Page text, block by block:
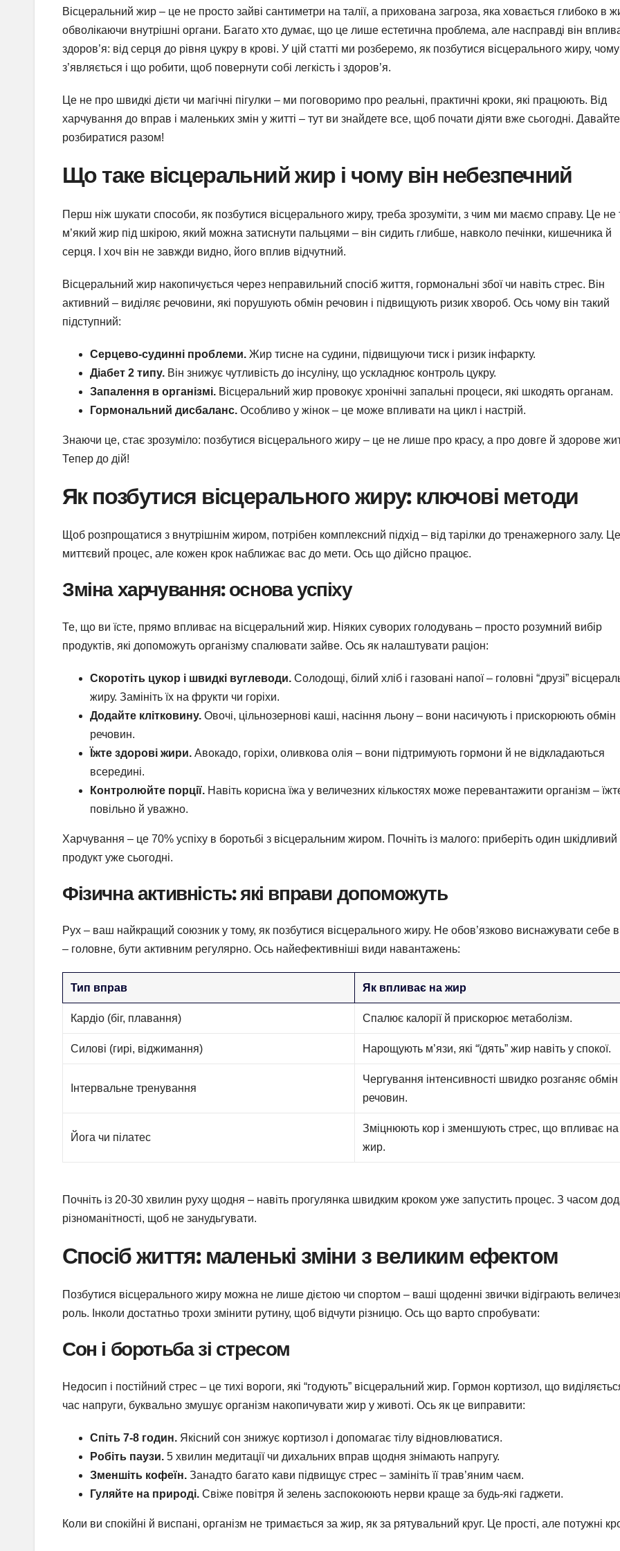
Вісцеральний жир – це не просто зайві сантиметри на талії, а прихована загроза, яка ховається глибоко в
обволікаючи внутрішні органи. Багато хто думає, що це лише естетична проблема, але насправді він
здоров’я: від серця до рівня цукру в крові. У цій статті ми розберемо, як позбутися вісцерального жиру, чому
з’являється і що робити, щоб повернути собі легкість і здоров’я.
Це не про швидкі дієти чи магічні пігулки – ми поговоримо про реальні, практичні кроки, які працюють. Від
харчування до вправ і маленьких змін у житті – тут ви знайдете все, щоб почати діяти вже сьогодні. Давайте
розбиратися разом!
Що таке вісцеральний жир і чому він небезпечний
Перш ніж шукати способи, як позбутися вісцерального жиру, треба зрозуміти, з чим ми маємо справу. Це не
м’який жир під шкірою, який можна затиснути пальцями – він сидить глибше, навколо печінки, кишечника й
серця. І хоч він не завжди видно, його вплив відчутний.
Вісцеральний жир накопичується через неправильний спосіб життя, гормональні збої чи навіть стрес. Він
активний – виділяє речовини, які порушують обмін речовин і підвищують ризик хвороб. Ось чому він такий
підступний:
Серцево-судинні проблеми. Жир тисне на судини, підвищуючи тиск і ризик інфаркту.
Діабет 2 типу. Він знижує чутливість до інсуліну, що ускладнює контроль цукру.
Запалення в організмі. Вісцеральний жир провокує хронічні запальні процеси, які шкодять органам.
Гормональний дисбаланс. Особливо у жінок – це може впливати на цикл і настрій.
Знаючи це, стає зрозуміло: позбутися вісцерального жиру – це не лише про красу, а про довге й здорове
Тепер до дій!
Як позбутися вісцерального жиру: ключові методи
Щоб розпрощатися з внутрішнім жиром, потрібен комплексний підхід – від тарілки до тренажерного залу.
миттєвий процес, але кожен крок наближає вас до мети. Ось що дійсно працює.
Зміна харчування: основа успіху
Те, що ви їсте, прямо впливає на вісцеральний жир. Ніяких суворих голодувань – просто розумний вибір
продуктів, які допоможуть організму спалювати зайве. Ось як налаштувати раціон:
Скоротіть цукор і швидкі вуглеводи. Солодощі, білий хліб і газовані напої – головні “друзі”
жиру. Замініть їх на фрукти чи горіхи.
Додайте клітковину. Овочі, цільнозернові каші, насіння льону – вони насичують і прискорюють обмін
речовин.
Їжте здорові жири. Авокадо, горіхи, оливкова олія – вони підтримують гормони й не відкладаються
всередині.
Контролюйте порції. Навіть корисна їжа у величезних кількостях може перевантажити організм –
повільно й уважно.
Харчування – це 70% успіху в боротьбі з вісцеральним жиром. Почніть із малого: приберіть один шкідливий
продукт уже сьогодні.
Фізична активність: які вправи допоможуть
Рух – ваш найкращий союзник у тому, як позбутися вісцерального жиру. Не обов’язково виснажувати себе в
– головне, бути активним регулярно. Ось найефективніші види навантажень:
Тип вправ Як впливає на жир
Кардіо (біг, плавання) Спалює калорії й прискорює метаболізм.
Силові (гирі, віджимання) Нарощують м’язи, які “їдять” жир навіть у спокої.
Інтервальне тренування
Чергування інтенсивності швидко розганяє обмін
речовин.
Йога чи пілатес
Зміцнюють кор і зменшують стрес, що впливає на
жир.
Почніть із 20-30 хвилин руху щодня – навіть прогулянка швидким кроком уже запустить процес. З часом
різноманітності, щоб не занудьгувати.
Спосіб життя: маленькі зміни з великим ефектом
Позбутися вісцерального жиру можна не лише дієтою чи спортом – ваші щоденні звички відіграють
роль. Інколи достатньо трохи змінити рутину, щоб відчути різницю. Ось що варто спробувати:
Сон і боротьба зі стресом
Недосип і постійний стрес – це тихі вороги, які “годують” вісцеральний жир. Гормон кортизол, що
час напруги, буквально змушує організм накопичувати жир у животі. Ось як це виправити:
Спіть 7-8 годин. Якісний сон знижує кортизол і допомагає тілу відновлюватися.
Робіть паузи. 5 хвилин медитації чи дихальних вправ щодня знімають напругу.
Зменшіть кофеїн. Занадто багато кави підвищує стрес – замініть її трав’яним чаєм.
Гуляйте на природі. Свіже повітря й зелень заспокоюють нерви краще за будь-які гаджети.
Коли ви спокійні й виспані, організм не тримається за жир, як за рятувальний круг. Це прості, але потужні